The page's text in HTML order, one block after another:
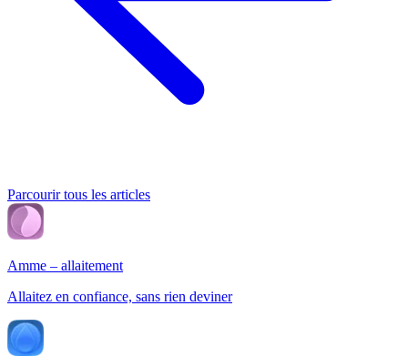
Parcourir tous les articles
Amme – allaitement
Allaitez en confiance, sans rien deviner